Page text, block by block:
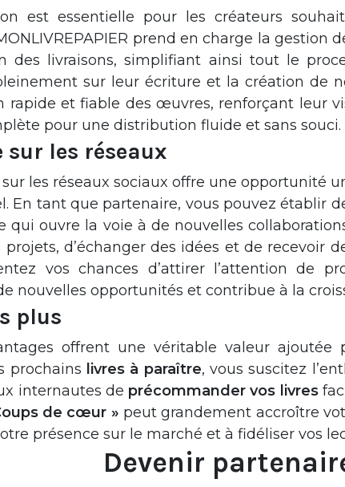
est essentielle pour les créateurs
prend en charge la
des livraisons, simplifiant ainsi tout le
sur leur écriture et la création de
rapide et fiable des œuvres, renforçant leur
pour une distribution fluide et sans souci.
sur les réseaux
les réseaux sociaux offre une opportunité
En tant que partenaire, vous pouvez établir
qui ouvre la voie à de nouvelles
projets, d’échanger des idées et de recevoir
vos chances d’attirer l’attention de
nouvelles opportunités et contribue à la
plus
offrent une véritable valeur
prochains livres à paraître, vous suscitez
internautes de précommander vos livres
de cœur » peut grandement accroître
présence sur le marché et à fidéliser vos
Devenir